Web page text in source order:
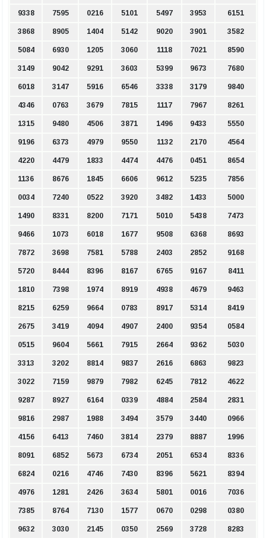
9338 7595 0216 5101 5497 3953 6151
3868 8905 1404 5142 9020 3901 3582
5084 6930 1205 3060 1118 7021 8590
3149 9042 9291 3603 5399 9673 7680
6018 3147 5916 6546 3338 3179 9840
4346 0763 3679 7815 1117 7967 8261
1315 9480 4506 3871 1496 9433 5550
9196 6373 4979 9550 1132 2170 4564
4220 4479 1833 4474 4476 0451 8654
1136 8676 1845 6606 9612 5235 7856
0034 7240 0522 3920 3482 1433 5000
1490 8331 8200 7171 5010 5438 7473
9466 1073 6018 1677 9508 6368 8693
7872 3698 7581 5788 2403 2852 9168
5720 8444 8396 8167 6765 9167 8411
1810 7398 1974 8919 4938 4679 9463
8215 6259 9664 0783 8917 5314 8419
2675 3419 4094 4907 2400 9354 0584
0515 9604 5661 7915 2664 9362 5030
3313 3202 8814 9837 2616 6863 9823
3022 7159 9879 7982 6245 7812 4622
9287 8927 6164 0339 4884 2584 2831
9816 2987 1988 3494 3579 3440 0966
4156 6413 7460 3814 2379 8887 1996
8091 6852 5673 6734 2051 6534 8336
6824 0216 4746 7430 8396 5621 8394
4976 1281 2426 3634 5801 0016 7036
7385 8764 7130 1577 0670 0298 0380
9632 3030 2145 0350 2569 3728 8283